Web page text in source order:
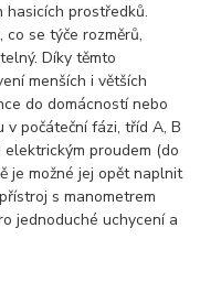
hasicích prostředků.
se týče rozměrů,
Díky těmto
menších i větších
do domácností nebo
v počáteční fázi, tříd A, B
proudem (do
je možné jej opět naplnit
s manometrem
jednoduché uchycení a